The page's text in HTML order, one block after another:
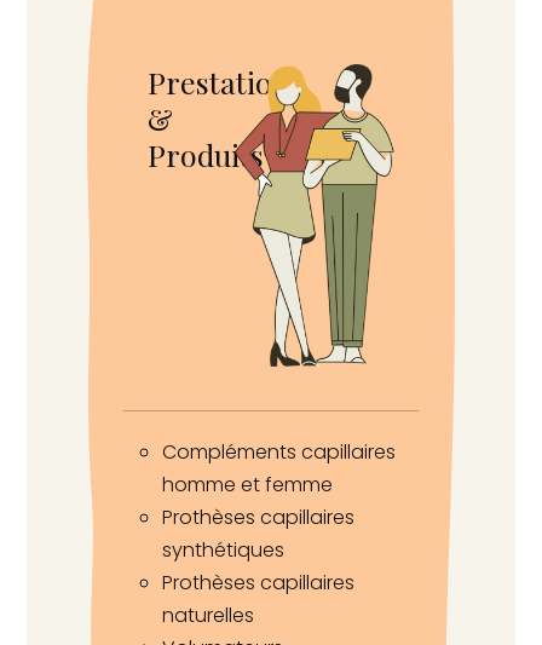
Prestations
&
Produits
Compléments capillaires
homme et femme
Prothèses capillaires
synthétiques
Prothèses capillaires
naturelles